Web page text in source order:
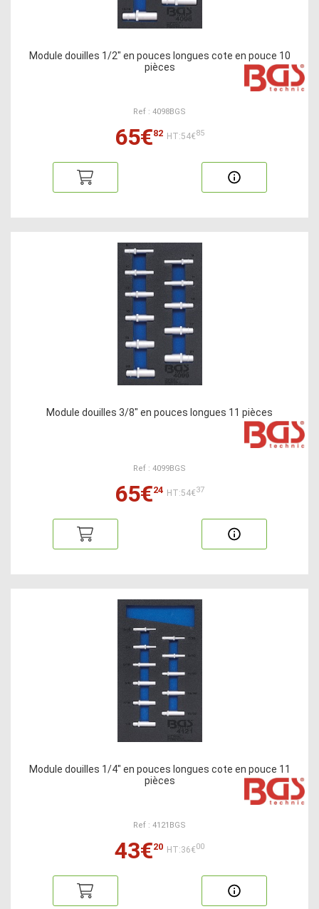
Module douilles 1/2" en pouces longues cote en pouce 10
pièces
Ref : 4098BGS
65€82 HT:54€85
Module douilles 3/8" en pouces longues 11 pièces
Ref : 4099BGS
65€24 HT:54€37
Module douilles 1/4" en pouces longues cote en pouce 11
pièces
Ref : 4121BGS
43€20 HT:36€00